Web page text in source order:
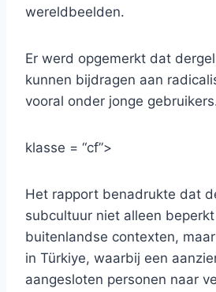
wereldbeelden.
Er werd opgemerkt dat
kunnen bijdragen aan
vooral onder jonge
klasse = “cf”>
Het rapport benadrukte dat de
subcultuur niet alleen
buitenlandse contexten,
in Türkiye, waarbij een
aangesloten personen naar